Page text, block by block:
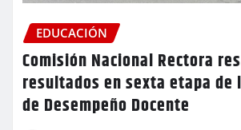
EDUCACIÓN
Comisión Nacional Rectora
resultados en sexta etapa de
de Desempeño Docente